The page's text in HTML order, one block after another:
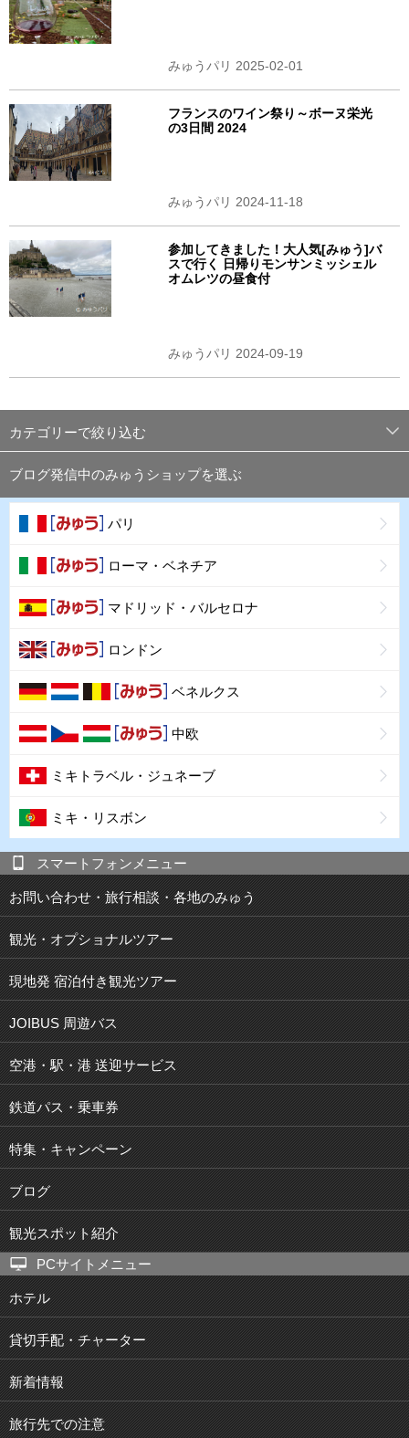
みゅうパリ 2025-02-01
フランスのワイン祭り～ボーヌ栄光
の3日間 2024
みゅうパリ 2024-11-18
参加してきました！大人気[みゅう]バ
スで行く 日帰りモンサンミッシェル
オムレツの昼食付
みゅうパリ 2024-09-19
カテゴリーで絞り込む
ブログ発信中のみゅうショップを選ぶ
パリ
ローマ・ベネチア
マドリッド・バルセロナ
ロンドン
ベネルクス
中欧
ミキトラベル・ジュネーブ
ミキ・リスボン
スマートフォンメニュー
お問い合わせ・旅行相談・各地のみゅう
観光・オプショナルツアー
現地発 宿泊付き観光ツアー
JOIBUS 周遊バス
空港・駅・港 送迎サービス
鉄道パス・乗車券
特集・キャンペーン
ブログ
観光スポット紹介
PCサイトメニュー
ホテル
貸切手配・チャーター
新着情報
旅行先での注意